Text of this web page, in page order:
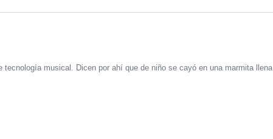
tecnología musical. Dicen por ahí que de niño se cayó en una marmita llena